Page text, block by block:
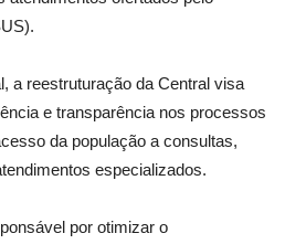
a reestruturação da Central visa
e transparência nos processos
da população a consultas,
especializados.
por otimizar o